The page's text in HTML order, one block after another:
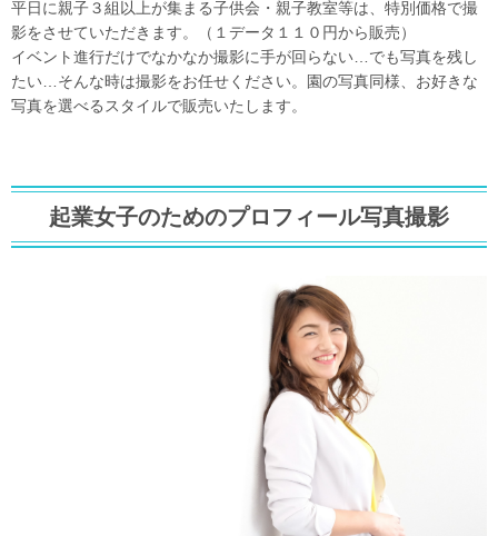
平日に親子３組以上が集まる子供会・親子教室等は、特別価格で撮
影をさせていただきます。（１データ１１０円から販売）
イベント進行だけでなかなか撮影に手が回らない…でも写真を残し
たい…そんな時は撮影をお任せください。園の写真同様、お好きな
写真を選べるスタイルで販売いたします。
起業女子のためのプロフィール写真撮影